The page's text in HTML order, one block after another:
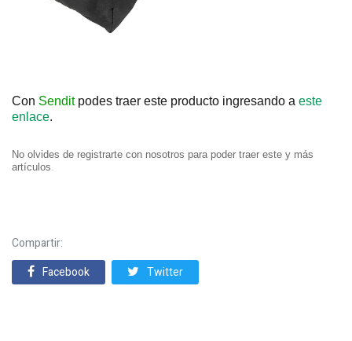
Con Senditpodes traer este producto ingresando a este
enlace.
No olvides de registrarte con nosotros para poder traer este y más
artículos.
Compartir:
Facebook
Twitter